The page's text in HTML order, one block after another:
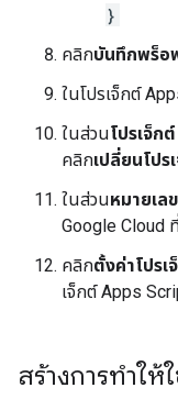
}
คลิกบันทึกพร็อ
ในโปรเจ็กต์
ในส่วนโปรเจ็ก
คลิกเปลี่ยนโปร
ในส่วนหมายเล
Google Cloud
คลิกตั้งค่าโปรเ
เจ็กต์ Apps
สร้างการทำใ